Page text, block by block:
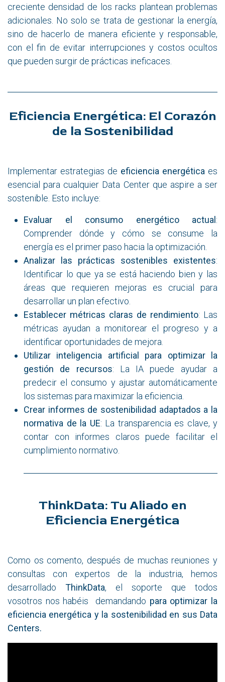
creciente densidad de los racks plantean problemas
adicionales. No solo se trata de gestionar la energía,
sino de hacerlo de manera eficiente y responsable,
con el fin de evitar interrupciones y costos ocultos
que pueden surgir de prácticas ineficaces.
Eficiencia Energética: El Corazón
de la Sostenibilidad
Implementar estrategias de eficiencia energética es
esencial para cualquier Data Center que aspire a ser
sostenible. Esto incluye:
Evaluar el consumo energético actual :
Comprender dónde y cómo se consume la
energía es el primer paso hacia la optimización.
Analizar las prácticas sostenibles existentes:
Identificar lo que ya se está haciendo bien y las
áreas que requieren mejoras es crucial para
desarrollar un plan efectivo.
Establecer métricas claras de rendimiento: Las
métricas ayudan a monitorear el progreso y a
identificar oportunidades de mejora.
Utilizar inteligencia artificial para optimizar la
gestión de recursos: La IA puede ayudar a
predecir el consumo y ajustar automáticamente
los sistemas para maximizar la eficiencia.
Crear informes de sostenibilidad adaptados a la
normativa de la UE: La transparencia es clave, y
contar con informes claros puede facilitar el
cumplimiento normativo.
ThinkData: Tu Aliado en
Eficiencia Energética
Como os comento, después de muchas reuniones y
consultas con expertos de la industria, hemos
desarrollado ThinkData, el soporte que todos
vosotros nos habéis demandando para optimizar la
eficiencia energética y la sostenibilidad en sus Data
Centers.